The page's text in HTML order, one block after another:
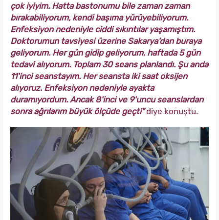
çok iyiyim. Hatta bastonumu bile zaman zaman
bırakabiliyorum, kendi başıma yürüyebiliyorum.
Enfeksiyon nedeniyle ciddi sıkıntılar yaşamıştım.
Doktorumun tavsiyesi üzerine Sakarya'dan buraya
geliyorum. Her gün gidip geliyorum, haftada 5 gün
tedavi alıyorum. Toplam 30 seans planlandı. Şu anda
11'inci seanstayım. Her seansta iki saat oksijen
alıyoruz. Enfeksiyon nedeniyle ayakta
duramıyordum. Ancak 8'inci ve 9'uncu seanslardan
sonra ağrılarım büyük ölçüde geçti"diye konuştu.